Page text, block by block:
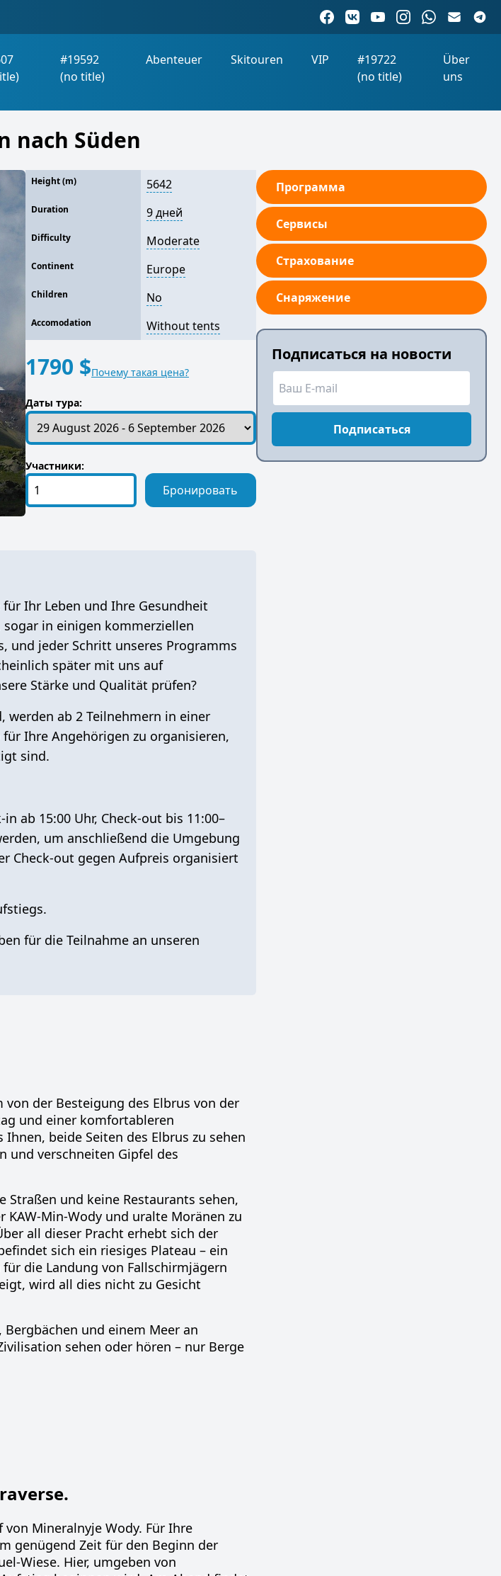
#19592
(no title)
Abenteuer Skitouren VIP
#19722
(no title)
Über
uns
nach Süden
Height (m) 5642
Duration 9 дней
Difficulty Moderate
Continent Europe
Children No
Accomodation Without tents
1790 $Почему такая цена?
Даты тура:
Участники:
Бронировать
für Ihr Leben und Ihre Gesundheit
in einigen kommerziellen
und jeder Schritt unseres Programms
später mit uns auf
Stärke und Qualität prüfen?
werden ab 2 Teilnehmern in einer
für Ihre Angehörigen zu organisieren,
sind.
ab 15:00 Uhr, Check-out bis 11:00–
um anschließend die Umgebung
Check-out gegen Aufpreis organisiert
für die Teilnahme an unseren
der Besteigung des Elbrus von der
und einer komfortableren
beide Seiten des Elbrus zu sehen
und verschneiten Gipfel des
Straßen und keine Restaurants sehen,
Min-Wody und uralte Moränen zu
all dieser Pracht erhebt sich der
sich ein riesiges Plateau – ein
die Landung von Fallschirmjägern
wird all dies nicht zu Gesicht
und einem Meer an
sehen oder hören – nur Berge
Mineralnyje Wody. Für Ihre
genügend Zeit für den Beginn der
Wiese. Hier, umgeben von
Программа
Сервисы
Страхование
Снаряжение
Подписаться на новости
Подписаться